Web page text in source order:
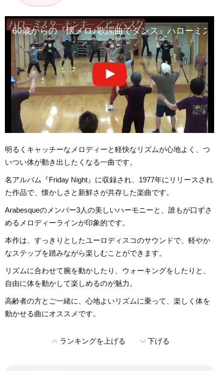
60歳からの『懐メロ♪歌謡曲でダンス』ハローミス
明るくキャッチーなメロディーと軽快なリズムが心地よく、つ
いつい体が動き出したくなる一曲です。
名アルバム『Friday Night』に収録され、1977年にリリースされ
た作品で、懐かしさと新鮮さが共存した楽曲です。
Arabesqueのメンバー3人の美しいハーモニーと、誰もが口ずさ
めるメロディーラインが印象的です。
本作は、すっきりとしたユーロディスコのサウンドで、軽やか
なステップを踏みながら楽しむことができます。
リズムに合わせて腕を動かしたり、ウォーキングをしたりと、
自由に体を動かして楽しめるのが魅力。
高齢者の方とご一緒に、心地よいリズムに乗って、楽しく体を
動かせる曲にオススメです。
expand_lessランキングを上げる expand_more下げる